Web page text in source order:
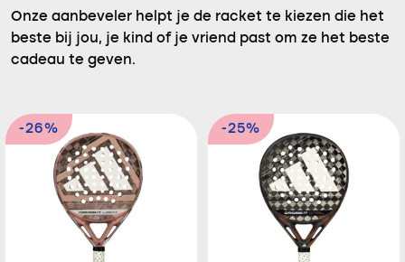
Onze aanbeveler helpt je de racket te kiezen die het
beste bij jou, je kind of je vriend past om ze het beste
cadeau te geven.
-26% -25%